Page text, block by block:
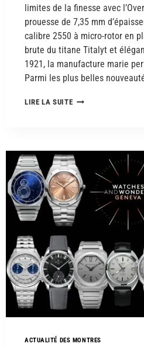
limites de la finesse avec
prouesse de 7,35 mm
calibre 2550 à micro-rotor en
brute du titane Titalyt et
1921, la manufacture marie
Parmi les plus belles
LIRE LA SUITE
ACTUALITÉ DES MONTRES